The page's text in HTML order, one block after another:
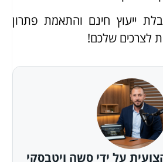
ייעוץ חינם והתאמת פתרון
לצרכים שלכם!
על ידי סשה ויטבסקי